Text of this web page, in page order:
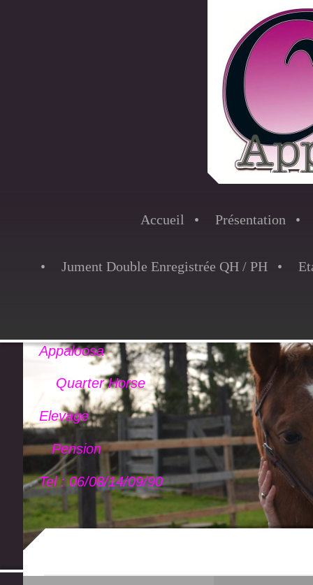
Accueil Présentation
Jument Double Enregistrée QH / PH
Appaloosa
Quarter Horse
Elevage
Pension
Tel : 06/08/14/09/90